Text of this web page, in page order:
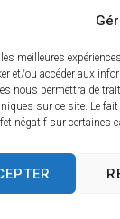
meilleures
et/ou accéder aux
nous permettra de
sur ce site. Le
négatif sur certaines
ni
A PART
les
les